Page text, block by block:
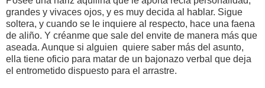
grandes y vivaces ojos, y es muy decida al hablar. Sigue
soltera, y cuando se le inquiere al respecto, hace una faena
de aliño. Y créanme que sale del envite de manera más que
aseada. Aunque si alguien quiere saber más del asunto,
ella tiene oficio para matar de un bajonazo verbal que deja
el entrometido dispuesto para el arrastre.